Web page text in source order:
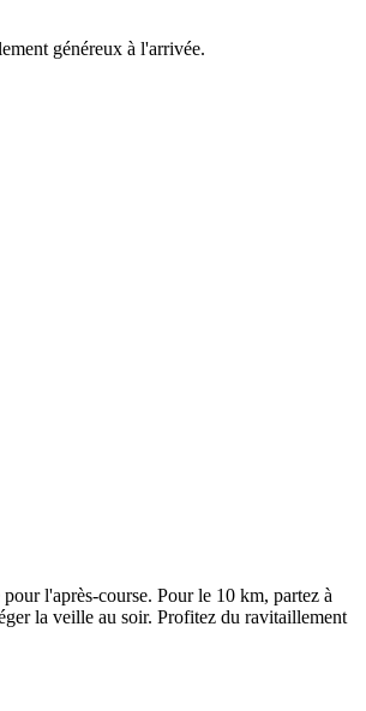
généreux à l'arrivée.
l'après-course. Pour le 10 km, partez à
la veille au soir. Profitez du ravitaillement